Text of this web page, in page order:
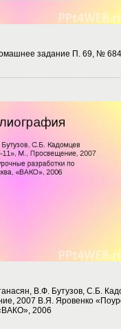
задание П. 69, №
В.Ф. Бутузов, С.Б.
2007 В.Я. Яровенко
2006